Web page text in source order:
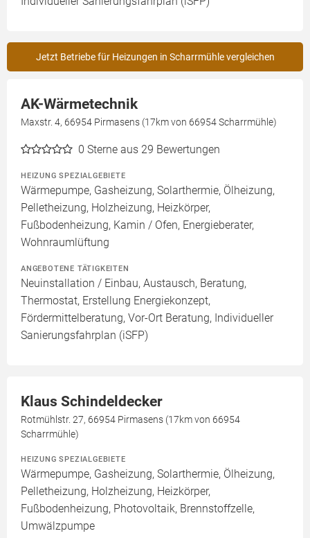
Jetzt Betriebe für Heizungen in Scharrmühle vergleichen
AK-Wärmetechnik
Maxstr. 4, 66954 Pirmasens (17km von 66954 Scharrmühle)
0 Sterne aus 29 Bewertungen
HEIZUNG SPEZIALGEBIETE
Wärmepumpe, Gasheizung, Solarthermie, Ölheizung,
Pelletheizung, Holzheizung, Heizkörper,
Fußbodenheizung, Kamin / Ofen, Energieberater,
Wohnraumlüftung
ANGEBOTENE TÄTIGKEITEN
Neuinstallation / Einbau, Austausch, Beratung,
Thermostat, Erstellung Energiekonzept,
Fördermittelberatung, Vor-Ort Beratung, Individueller
Sanierungsfahrplan (iSFP)
Klaus Schindeldecker
Rotmühlstr. 27, 66954 Pirmasens (17km von 66954
Scharrmühle)
HEIZUNG SPEZIALGEBIETE
Wärmepumpe, Gasheizung, Solarthermie, Ölheizung,
Pelletheizung, Holzheizung, Heizkörper,
Fußbodenheizung, Photovoltaik, Brennstoffzelle,
Umwälzpumpe